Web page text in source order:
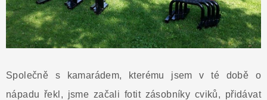
Společně s kamarádem, kterému jsem v té době o
nápadu řekl, jsme začali fotit zásobníky cviků, přidávat